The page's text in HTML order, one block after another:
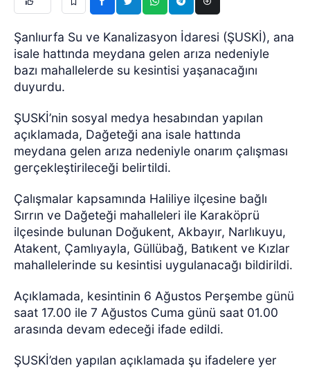
Şanlıurfa Su ve Kanalizasyon İdaresi (ŞUSKİ), ana
isale hattında meydana gelen arıza nedeniyle
bazı mahallelerde su kesintisi yaşanacağını
duyurdu.
ŞUSKİ’nin sosyal medya hesabından yapılan
açıklamada, Dağeteği ana isale hattında
meydana gelen arıza nedeniyle onarım çalışması
gerçekleştirileceği belirtildi.
Çalışmalar kapsamında Haliliye ilçesine bağlı
Sırrın ve Dağeteği mahalleleri ile Karaköprü
ilçesinde bulunan Doğukent, Akbayır, Narlıkuyu,
Atakent, Çamlıyayla, Güllübağ, Batıkent ve Kızlar
mahallelerinde su kesintisi uygulanacağı bildirildi.
Açıklamada, kesintinin 6 Ağustos Perşembe günü
saat 17.00 ile 7 Ağustos Cuma günü saat 01.00
arasında devam edeceği ifade edildi.
ŞUSKİ’den yapılan açıklamada şu ifadelere yer